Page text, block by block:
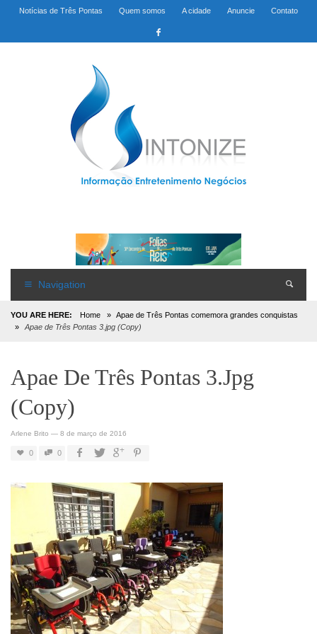
Notícias de Três Pontas Quem somos A cidade Anuncie Contato
Navigation
YOU ARE HERE: Home »
Apae de Três Pontas comemora grandes conquistas
»
Apae de Três Pontas 3.jpg (Copy)
Apae De Três Pontas 3.jpg
(Copy)
Arlene Brito — 8 de março de 2016
0 0